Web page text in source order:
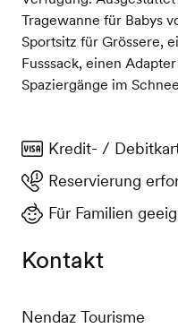
Tragewanne für Babys
Sportsitz für Grössere,
Fusssack, einen
Spaziergänge im
Kredit- /
Reservierung
Für Familien
Kontakt
Nendaz Tourisme